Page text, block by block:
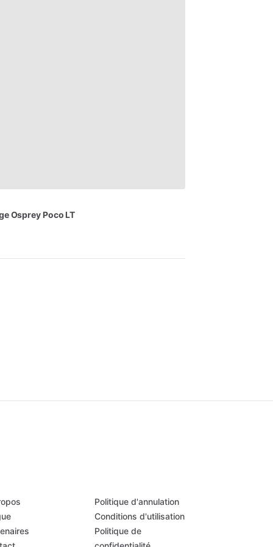
Osprey Poco LT
Politique d'annulation
Conditions d'utilisation
Politique de